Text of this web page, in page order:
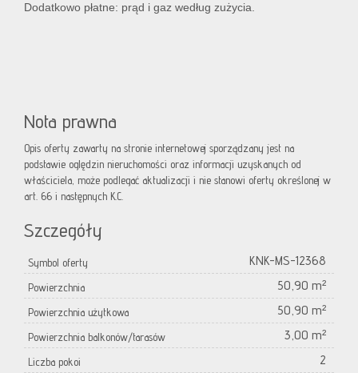
Dodatkowo płatne: prąd i gaz według zużycia.
Nota prawna
Opis oferty zawarty na stronie internetowej sporządzany jest na
podstawie oględzin nieruchomości oraz informacji uzyskanych od
właściciela, może podlegać aktualizacji i nie stanowi oferty określonej w
art. 66 i następnych K.C.
Szczegóły
Symbol oferty KNK-MS-12368
Powierzchnia 50,90 m²
Powierzchnia użytkowa 50,90 m²
Powierzchnia balkonów/tarasów 3,00 m²
Liczba pokoi 2